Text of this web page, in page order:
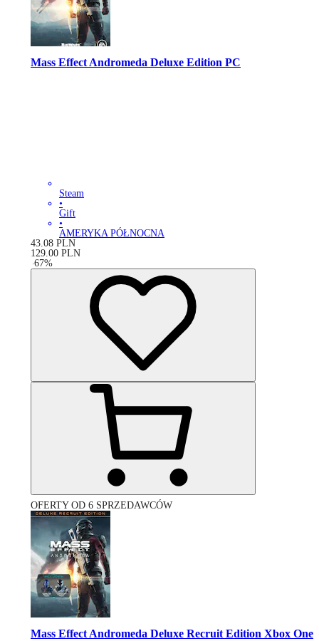
Mass Effect Andromeda Deluxe Edition PC
Steam
•
Gift
•
AMERYKA PÓŁNOCNA
43.08 PLN
129.00 PLN
-67%
OFERTY OD 6 SPRZEDAWCÓW
Mass Effect Andromeda Deluxe Recruit Edition Xbox One